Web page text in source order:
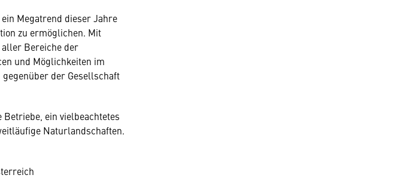
Megatrend dieser Jahre
zu ermöglichen. Mit
Bereiche der
und Möglichkeiten im
der Gesellschaft
ein vielbeachtetes
Naturlandschaften.